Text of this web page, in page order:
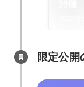
限定公開